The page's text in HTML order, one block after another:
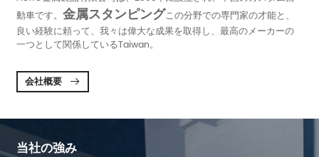
動車です。金属スタンピングこの分野での専門家の才能と、
良い経験に頼って、我々は偉大な成果を取得し、最高のメーカーの
一つとして関係しているTaiwan。
会社概要 
当社の強み